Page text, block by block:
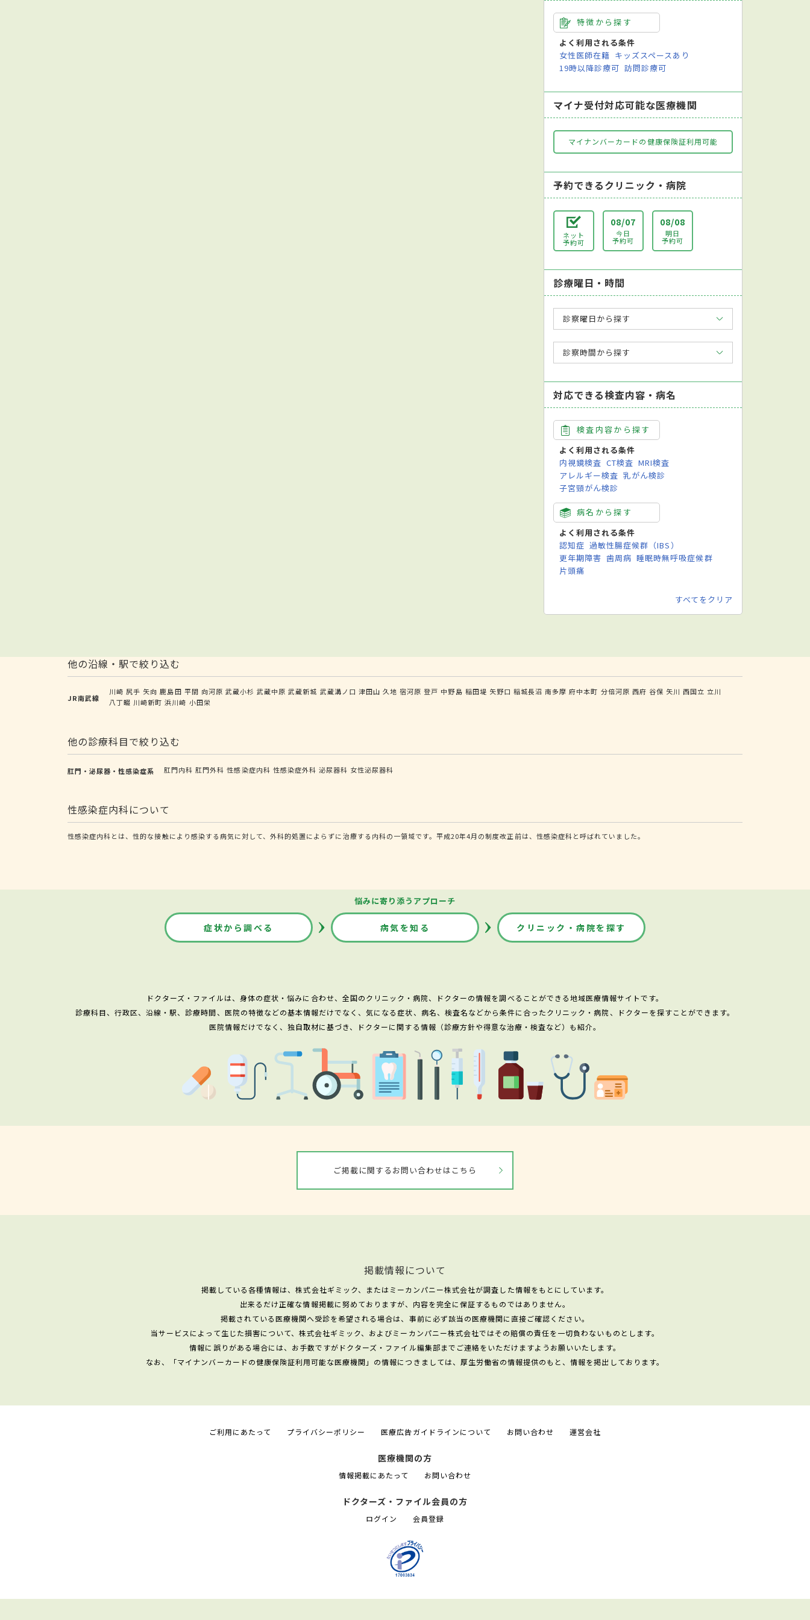
特徴から探す
よく利用される条件
女性医師在籍 キッズスペースあり
19時以降診療可 訪問診療可
マイナ受付対応可能な医療機関
マイナンバーカードの健康保険証利用可能
予約できるクリニック・病院
ネット
予約可
08/07
今日
予約可
08/08
明日
予約可
診療曜日・時間
診察曜日から探す
診察時間から探す
対応できる検査内容・病名
検査内容から探す
よく利用される条件
内視鏡検査 CT検査 MRI検査
アレルギー検査 乳がん検診
子宮頸がん検診
病名から探す
よく利用される条件
認知症 過敏性腸症候群（IBS）
更年期障害 歯周病 睡眠時無呼吸症候群
片頭痛
すべてをクリア
他の沿線・駅で絞り込む
JR南武線
川崎 尻手 矢向 鹿島田 平間 向河原 武蔵小杉 武蔵中原 武蔵新城 武蔵溝ノ口 津田山 久地 宿河原 登戸 中野島 稲田堤 矢野口 稲城長沼 南多摩 府中本町 分倍河原 西府 谷保 矢川 西国立 立川
八丁畷 川崎新町 浜川崎 小田栄
他の診療科目で絞り込む
肛門・泌尿器・性感染症系 肛門内科 肛門外科 性感染症内科 性感染症外科 泌尿器科 女性泌尿器科
性感染症内科について
性感染症内科とは、性的な接触により感染する病気に対して、外科的処置によらずに治療する内科の一領域です。平成20年4月の制度改正前は、性感染症科と呼ばれていました。
悩みに寄り添うアプローチ
症状から調べる 病気を知る クリニック・病院を探す
ドクターズ・ファイルは、身体の症状・悩みに合わせ、全国のクリニック・病院、ドクターの情報を調べることができる地域医療情報サイトです。
診療科目、行政区、沿線・駅、診療時間、医院の特徴などの基本情報だけでなく、気になる症状、病名、検査名などから条件に合ったクリニック・病院、ドクターを探すことができます。
医院情報だけでなく、独自取材に基づき、ドクターに関する情報（診療方針や得意な治療・検査など）も紹介。
ご掲載に関するお問い合わせはこちら
掲載情報について
掲載している各種情報は、株式会社ギミック、またはミーカンパニー株式会社が調査した情報をもとにしています。
出来るだけ正確な情報掲載に努めておりますが、内容を完全に保証するものではありません。
掲載されている医療機関へ受診を希望される場合は、事前に必ず該当の医療機関に直接ご確認ください。
当サービスによって生じた損害について、株式会社ギミック、およびミーカンパニー株式会社ではその賠償の責任を一切負わないものとします。
情報に誤りがある場合には、お手数ですがドクターズ・ファイル編集部までご連絡をいただけますようお願いいたします。
なお、「マイナンバーカードの健康保険証利用可能な医療機関」の情報につきましては、厚生労働省の情報提供のもと、情報を掲出しております。
ご利用にあたって プライバシーポリシー 医療広告ガイドラインについて お問い合わせ 運営会社
医療機関の方
情報掲載にあたって お問い合わせ
ドクターズ・ファイル会員の方
ログイン 会員登録